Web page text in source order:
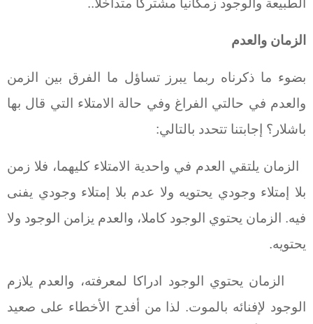
الطبيعة والوجود زمكانيا مشتركا متداخلا..
الزمان والعدم
بضوء ما ذكرناه ربما يبرز تساؤل ما الفرق بين الزمن
والعدم في حالتي الفراغ وفي حالة الامتلاء التي قال بها
باشلار؟ إجابتنا تتحدد بالتالي:
الزمان يلتقي العدم في واحدية الامتلاء كليهما، فلا زمن
بلا إمتلاء وجودي يحتويه ولا عدم بلا إمتلاء وجودي يفنى
فيه. الزمان يحتوي الوجود كاملا، والعدم يزامن الوجود ولا
يحتويه.
الزمان يحتوي الوجود ادراكا لمعرفته، والعدم يلازم
الوجود لإفنائه بالموت. لذا من أفدح الأخطاء على صعيد